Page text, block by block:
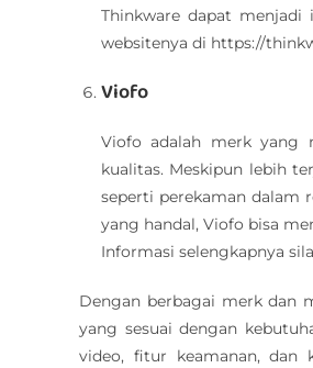
Thinkware dapat menjadi
websitenya di https://
Viofo
Viofo adalah merk yang
kualitas. Meskipun lebih
seperti perekaman dalam
yang handal, Viofo bisa
Informasi selengkapnya
Dengan berbagai merk dan
yang sesuai dengan
video, fitur keamanan, dan